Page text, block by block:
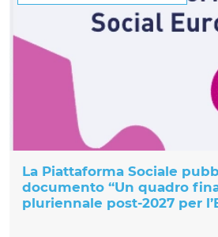
La Piattaforma Sociale
documento “Un quadro
pluriennale post-2027 per